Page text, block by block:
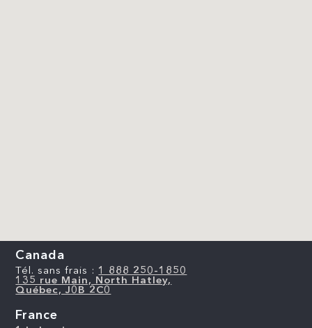
Canada
Tél. sans frais : 1 888 250-1850
135 rue Main, North Hatley,
Québec, J0B 2C0
France